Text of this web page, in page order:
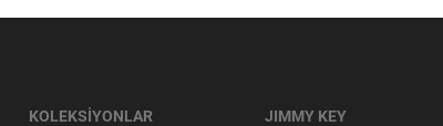
KOLEKSİYONLAR JIMMY KEY